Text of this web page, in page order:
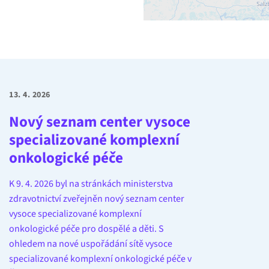
13. 4. 2026
Nový seznam center vysoce
specializované komplexní
onkologické péče
K 9. 4. 2026 byl na stránkách ministerstva
zdravotnictví zveřejněn nový seznam center
vysoce specializované komplexní
onkologické péče pro dospělé a děti. S
ohledem na nové uspořádání sítě vysoce
specializované komplexní onkologické péče v